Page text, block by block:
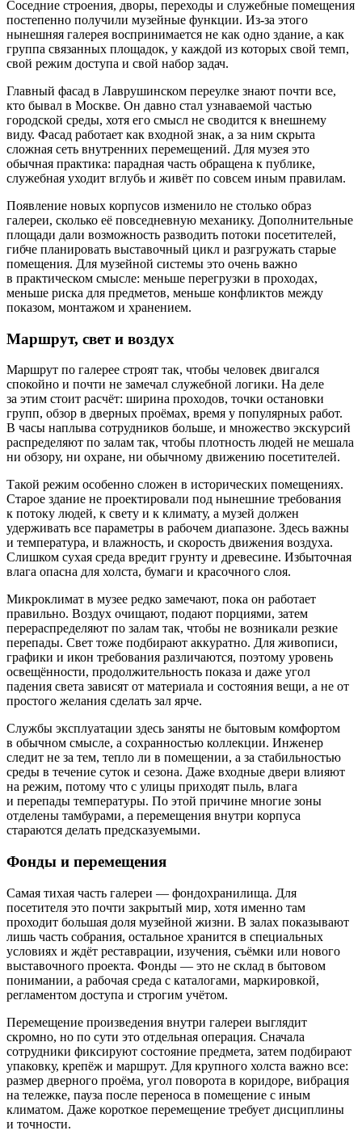
Соседние строения, дворы, переходы и служебные помещения
постепенно получили музейные функции. Из-за этого
нынешняя галерея воспринимается не как одно здание, а как
группа связанных площадок, у каждой из которых свой темп,
свой режим доступа и свой набор задач.
Главный фасад в Лаврушинском переулке знают почти все,
кто бывал в Москве. Он давно стал узнаваемой частью
городской среды, хотя его смысл не сводится к внешнему
виду. Фасад работает как входной знак, а за ним скрыта
сложная сеть внутренних перемещений. Для музея это
обычная практика: парадная часть обращена к публике,
служебная уходит вглубь и живёт по совсем иным правилам.
Появление новых корпусов изменило не столько образ
галереи, сколько её повседневную механику. Дополнительные
площади дали возможность разводить потоки посетителей,
гибче планировать выставочный цикл и разгружать старые
помещения. Для музейной системы это очень важно
в практическом смысле: меньше перегрузки в проходах,
меньше риска для предметов, меньше конфликтов между
показом, монтажом и хранением.
Маршрут, свет и воздух
Маршрут по галерее строят так, чтобы человек двигался
спокойно и почти не замечал служебной логики. На деле
за этим стоит расчёт: ширина проходов, точки остановки
групп, обзор в дверных проёмах, время у популярных работ.
В часы наплыва сотрудников больше, и множество экскурсий
распределяют по залам так, чтобы плотность людей не мешала
ни обзору, ни охране, ни обычному движению посетителей.
Такой режим особенно сложен в исторических помещениях.
Старое здание не проектировали под нынешние требования
к потоку людей, к свету и к климату, а музей должен
удерживать все параметры в рабочем диапазоне. Здесь важны
и температура, и влажность, и скорость движения воздуха.
Слишком сухая среда вредит грунту и древесине. Избыточная
влага опасна для холста, бумаги и красочного слоя.
Микроклимат в музее редко замечают, пока он работает
правильно. Воздух очищают, подают порциями, затем
перераспределяют по залам так, чтобы не возникали резкие
перепады. Свет тоже подбирают аккуратно. Для живописи,
графики и икон требования различаются, поэтому уровень
освещённости, продолжительность показа и даже угол
падения света зависят от материала и состояния вещи, а не от
простого желания сделать зал ярче.
Службы эксплуатации здесь заняты не бытовым комфортом
в обычном смысле, а сохранностью коллекции. Инженер
следит не за тем, тепло ли в помещении, а за стабильностью
среды в течение суток и сезона. Даже входные двери влияют
на режим, потому что с улицы приходят пыль, влага
и перепады температуры. По этой причине многие зоны
отделены тамбурами, а перемещения внутри корпуса
стараются делать предсказуемыми.
Фонды и перемещения
Самая тихая часть галереи — фондохранилища. Для
посетителя это почти закрытый мир, хотя именно там
проходит большая доля музейной жизни. В залах показывают
лишь часть собрания, остальное хранится в специальных
условиях и ждёт реставрации, изучения, съёмки или нового
выставочного проекта. Фонды — это не склад в бытовом
понимании, а рабочая среда с каталогами, маркировкой,
регламентом доступа и строгим учётом.
Перемещение произведения внутри галереи выглядит
скромно, но по сути это отдельная операция. Сначала
сотрудники фиксируют состояние предмета, затем подбирают
упаковку, крепёж и маршрут. Для крупного холста важно все:
размер дверного проёма, угол поворота в коридоре, вибрация
на тележке, пауза после переноса в помещение с иным
климатом. Даже короткое перемещение требует дисциплины
и точности.